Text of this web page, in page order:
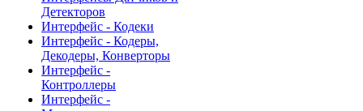
Детекторов
Интерфейс - Кодеки
Интерфейс - Кодеры,
Декодеры, Конверторы
Интерфейс -
Контроллеры
Интерфейс -